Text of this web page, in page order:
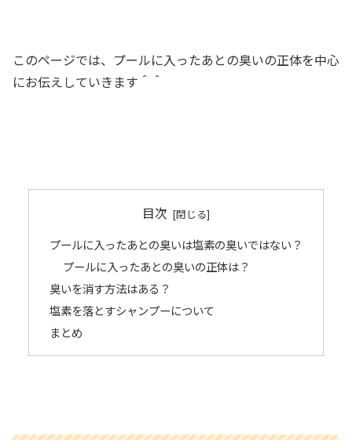
このページでは、プールに入ったあとの臭いの正体を中心
にお伝えしていきます＾＾
目次
プールに入ったあとの臭いは塩素の臭いではない？
プールに入ったあとの臭いの正体は？
臭いを消す方法はある？
塩素を落とすシャンプーについて
まとめ